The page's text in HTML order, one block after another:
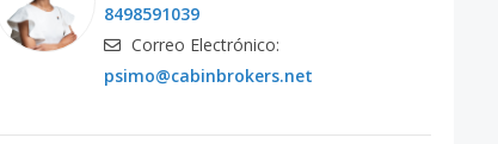
8498591039
Correo Electrónico:
psimo@cabinbrokers.net